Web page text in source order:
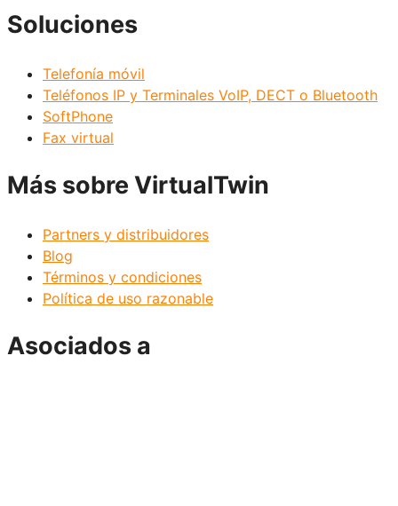
Soluciones
Telefonía móvil
Teléfonos IP y Terminales VoIP, DECT o Bluetooth
SoftPhone
Fax virtual
Más sobre VirtualTwin
Partners y distribuidores
Blog
Términos y condiciones
Política de uso razonable
Asociados a